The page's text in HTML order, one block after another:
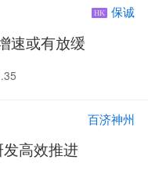
HK 保诚
速或有放缓
百济神州
高效推进